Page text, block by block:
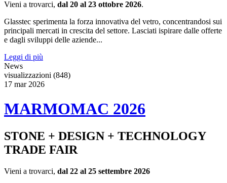
Vieni a trovarci, dal 20 al 23 ottobre 2026.
Glasstec sperimenta la forza innovativa del vetro, concentrandosi sui
principali mercati in crescita del settore. Lasciati ispirare dalle offerte
e dagli sviluppi delle aziende...
Leggi di più
News
visualizzazioni (848)
17 mar 2026
MARMOMAC 2026
STONE + DESIGN + TECHNOLOGY
TRADE FAIR
Vieni a trovarci, dal 22 al 25 settembre 2026